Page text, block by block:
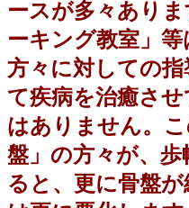
ースが多々あり
ーキング教室」 等
方々に対しての
て疾病を治癒さ
はありません。
盤」の方々が、
ると、更に骨盤